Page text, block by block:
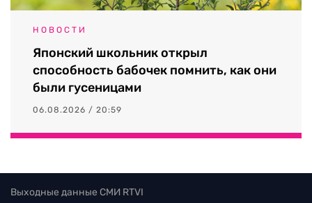
НОВОСТИ
Японский школьник открыл
способность бабочек помнить, как они
были гусеницами
06.08.2026 / 20:59
Выходные данные СМИ RTVI